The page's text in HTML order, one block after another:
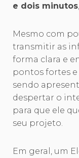
e dois minutos
Mesmo com
transmitir as
forma clara e
pontos fortes
sendo
despertar o
para que ele
seu projeto.
Em geral, um